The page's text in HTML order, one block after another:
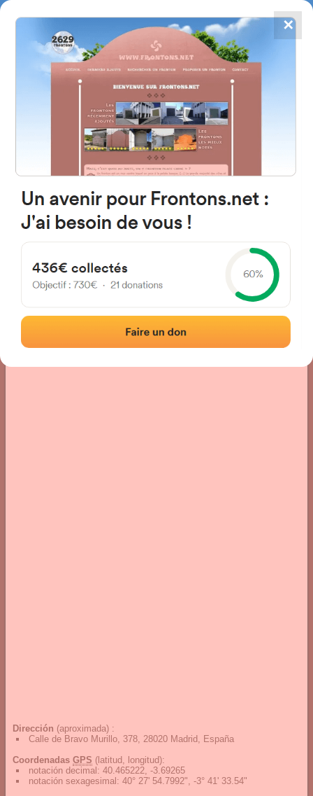
FRONTONS.NET
BUSCAR UN FRONTÓN
AÑADIR UN FRONTÓN
4784
frontones
28020 Madrid, España
Calle de Bravo Murillo 378
Fotos Comentarios y reseñas
Dirección (aproximada) :
Calle de Bravo Murillo, 378, 28020 Madrid, España
Coordenadas GPS (latitud, longitud):
notación decimal : 40.465222, -3.69265
notación sexagesimal : 40° 27' 54.7992", -3° 41' 33.54"
✕